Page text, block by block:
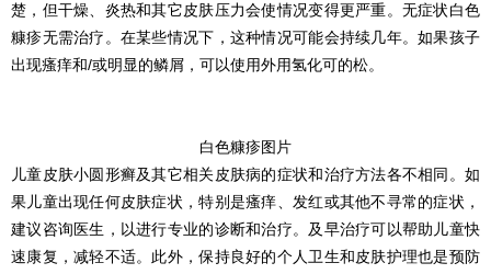
楚，但干燥、炎热和其它皮肤压力会使情况变得更严重。无症状白色
糠疹无需治疗。在某些情况下，这种情况可能会持续几年。如果孩子
出现瘙痒和/或明显的鳞屑，可以使用外用氢化可的松。
白色糠疹图片
儿童皮肤小圆形癣及其它相关皮肤病的症状和治疗方法各不相同。如
果儿童出现任何皮肤症状，特别是瘙痒、发红或其他不寻常的症状，
建议咨询医生，以进行专业的诊断和治疗。及早治疗可以帮助儿童快
速康复，减轻不适。此外，保持良好的个人卫生和皮肤护理也是预防